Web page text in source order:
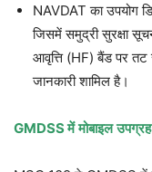
NAVDAT का उपयोग
जिसमें समुद्री सुरक्षा
आवृत्ति (HF) बैंड पर
जानकारी शामिल है।
GMDSSमें मोबाइल उपग्रह